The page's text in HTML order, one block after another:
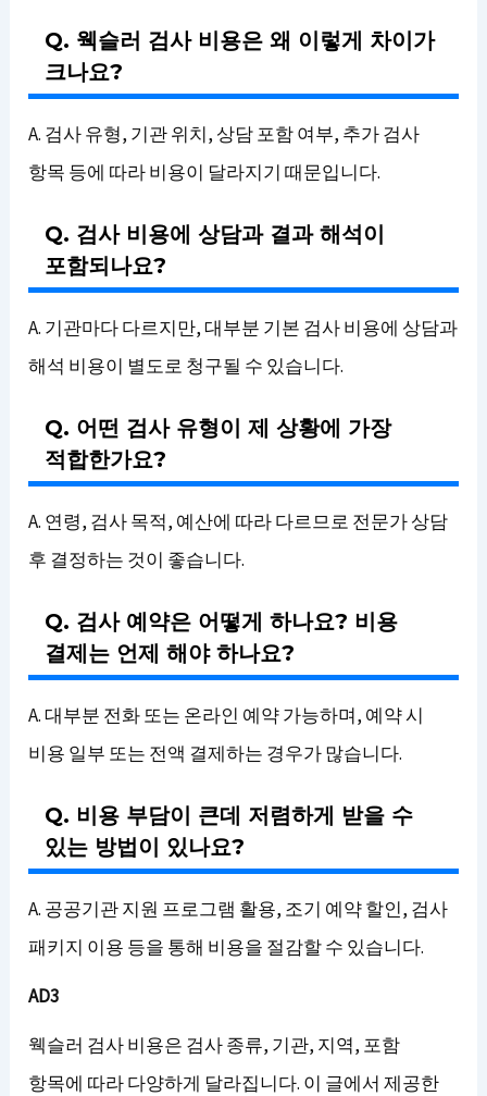
Q. 웩슬러 검사 비용은 왜 이렇게 차이가
크나요?
A. 검사 유형, 기관 위치, 상담 포함 여부, 추가 검사
항목 등에 따라 비용이 달라지기 때문입니다.
Q. 검사 비용에 상담과 결과 해석이
포함되나요?
A. 기관마다 다르지만, 대부분 기본 검사 비용에 상담과
해석 비용이 별도로 청구될 수 있습니다.
Q. 어떤 검사 유형이 제 상황에 가장
적합한가요?
A. 연령, 검사 목적, 예산에 따라 다르므로 전문가 상담
후 결정하는 것이 좋습니다.
Q. 검사 예약은 어떻게 하나요? 비용
결제는 언제 해야 하나요?
A. 대부분 전화 또는 온라인 예약 가능하며, 예약 시
비용 일부 또는 전액 결제하는 경우가 많습니다.
Q. 비용 부담이 큰데 저렴하게 받을 수
있는 방법이 있나요?
A. 공공기관 지원 프로그램 활용, 조기 예약 할인, 검사
패키지 이용 등을 통해 비용을 절감할 수 있습니다.
AD3
웩슬러 검사 비용은 검사 종류, 기관, 지역, 포함
항목에 따라 다양하게 달라집니다. 이 글에서 제공한